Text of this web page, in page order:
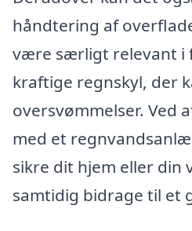
håndtering af
være særligt relevant i
kraftige regnskyl, der
oversvømmelser. Ved
med et
sikre dit hjem eller din
samtidig bidrage til et